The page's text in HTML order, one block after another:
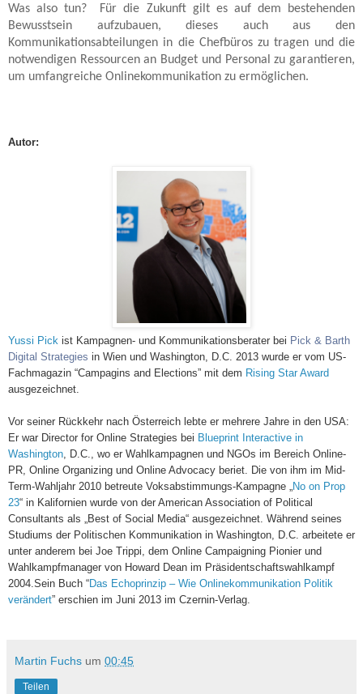
Was also tun?
Für die Zukunft gilt es auf dem bestehenden
Bewusstsein aufzubauen, dieses auch aus den
Kommunikationsabteilungen in die Chefbüros zu tragen und die
notwendigen Ressourcen an Budget und Personal zu garantieren,
um umfangreiche Onlinekommunikation zu ermöglichen.
Autor:
Yussi Pick ist Kampagnen- und Kommunikationsberater bei Pick & Barth
Digital Strategies in Wien und Washington, D.C. 2013 wurde er vom US-
Fachmagazin “Campagins and Elections” mit dem Rising Star Award
ausgezeichnet.
Vor seiner Rückkehr nach Österreich lebte er mehrere Jahre in den USA:
Er war Director for Online Strategies bei Blueprint Interactive in
Washington, D.C., wo er Wahlkampagnen und NGOs im Bereich Online-
PR, Online Organizing und Online Advocacy beriet. Die von ihm im Mid-
Term-Wahljahr 2010 betreute Voksabstimmungs-Kampagne „No on Prop
23“ in Kalifornien wurde von der American Association of Political
Consultants als „Best of Social Media“ ausgezeichnet. Während seines
Studiums der Politischen Kommunikation in Washington, D.C. arbeitete er
unter anderem bei Joe Trippi, dem Online Campaigning Pionier und
Wahlkampfmanager von Howard Dean im Präsidentschaftswahlkampf
2004.Sein Buch “Das Echoprinzip – Wie Onlinekommunikation Politik
verändert” erschien im Juni 2013 im Czernin-Verlag.
Martin Fuchs um 00:45
Teilen